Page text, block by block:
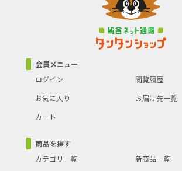
会員メニュー
ログイン
閲覧履歴
お気に入り
お届け先一覧
カート
商品を探す
カテゴリ一覧
新商品一覧